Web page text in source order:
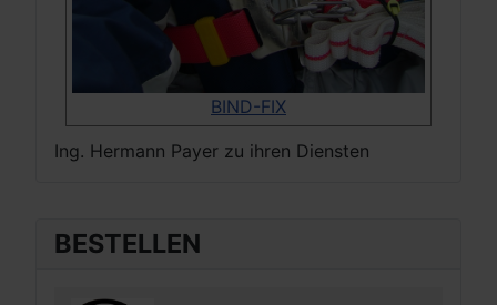
BESTELLEN
BIND-FIX
Ing. Hermann Payer zu ihren Diensten